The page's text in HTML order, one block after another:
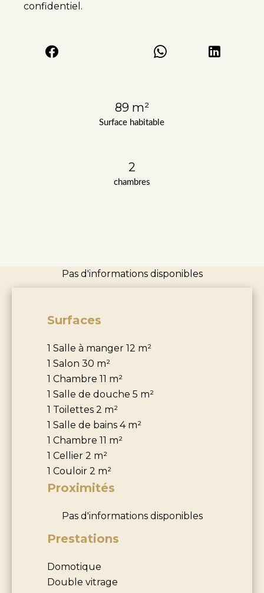
Surface habitable
89 m²
chambres
2
confidentiel.
Pas d'informations disponibles
Surfaces
1 Salle à manger 12 m²
1 Salon 30 m²
1 Chambre 11 m²
1 Salle de douche 5 m²
1 Toilettes 2 m²
1 Salle de bains 4 m²
1 Chambre 11 m²
1 Cellier 2 m²
1 Couloir 2 m²
Proximités
Pas d'informations disponibles
Prestations
Domotique
Double vitrage